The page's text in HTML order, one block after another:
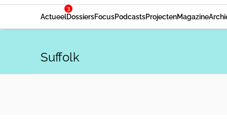
Actueel
3
DossiersFocusPodcastsProjectenMagazine
Suffolk